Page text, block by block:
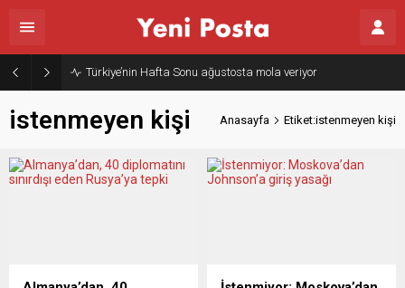
Türkiye’nin Hafta Sonu ağustosta mola veriyor
istenmeyen kişi Anasayfa Etiket:istenmeyen kişi